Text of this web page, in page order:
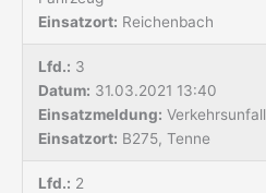
Einsatzort: Reichenbach
Lfd.: 3
Datum: 31.03.2021 13:40
Einsatzmeldung: Verkehrsunfall
Einsatzort: B275, Tenne
Lfd.: 2